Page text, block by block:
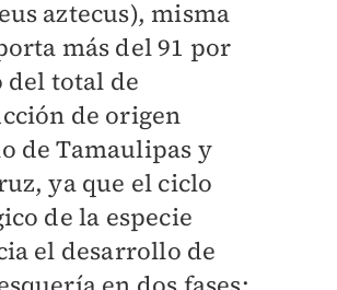
aztecus), misma
más del 91 por
del total de
de origen
de Tamaulipas y
ya que el ciclo
de la especie
el desarrollo de